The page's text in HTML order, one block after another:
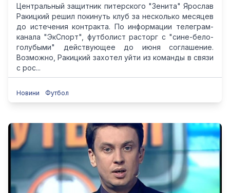
Центральный защитник питерского "Зенита" Ярослав
Ракицкий решил покинуть клуб за несколько месяцев
до истечения контракта. По информации телеграм-
канала "ЭкСпорт", футболист расторг с "сине-бело-
голубыми" действующее до июня соглашение.
Возможно, Ракицкий захотел уйти из команды в связи
с рос...
Новини Футбол